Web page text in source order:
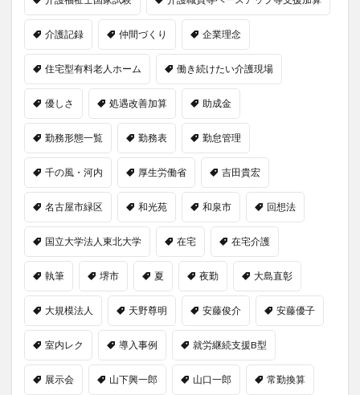
介護記録 仲間づくり 企業理念
住宅型有料老人ホーム 働き続けたい介護現場
優しさ 処遇改善加算 助成金
勤務形態一覧 勤務表 勤怠管理
千の風・河内 厚生労働省 吉田貴宏
名古屋市緑区 和光苑 和泉市 回想法
国立大学法人東北大学 在宅 在宅介護
執筆 堺市 夏 夜勤 大島直彰
大規模法人 天野尊明 安藤俊介 安藤優子
室内レク 導入事例 就労継続支援B型
展示会 山下興一郎 山口一郎 常勤換算